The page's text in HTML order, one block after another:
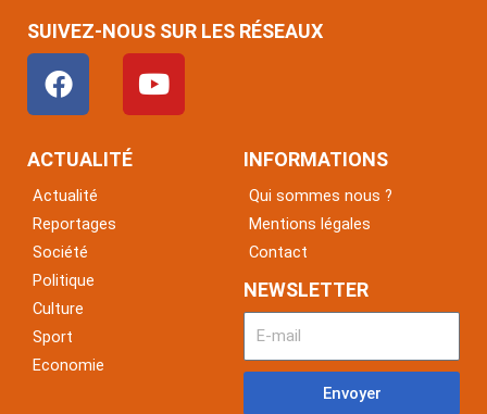
SUIVEZ-NOUS SUR LES RÉSEAUX
F
a
c
e
o
o
k
Y
o
u
ACTUALITÉ
Actualité
Reportages
Société
Politique
Culture
Sport
Economie
INFORMATIONS
Qui sommes nous ?
Mentions légales
Contact
NEWSLETTER
Envoyer